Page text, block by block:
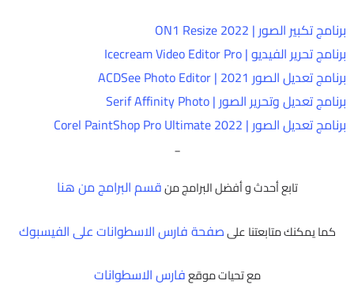
برنامج تكبير الصور | ON1 Resize 2022
برنامج تحرير الفيديو | Icecream Video Editor Pro
برنامج تعديل الصور 2021 | ACDSee Photo Editor
برنامج تعديل وتحرير الصور | Serif Affinity Photo
برنامج تعديل الصور | Corel PaintShop Pro Ultimate 2022
_
تابع أحدث و أفضل البرامج منقسم البرامج من هنا
كما يمكنك متابعتنا علىصفحة فارس الاسطوانات على الفيسبوك
مع تحيات موقعفارس الاسطوانات